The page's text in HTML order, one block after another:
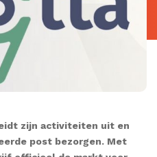
zijn activiteiten uit en
post bezorgen. Met